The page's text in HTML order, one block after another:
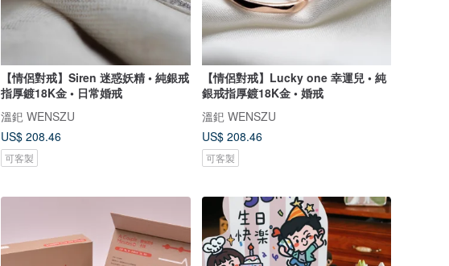
【情侶對戒】Siren 迷惑妖精 • 純銀戒
指厚鍍18K金 • 日常婚戒
溫釲 WENSZU
US$ 208.46
可客製
【情侶對戒】Lucky one 幸運兒 • 純
銀戒指厚鍍18K金 • 婚戒
溫釲 WENSZU
US$ 208.46
可客製